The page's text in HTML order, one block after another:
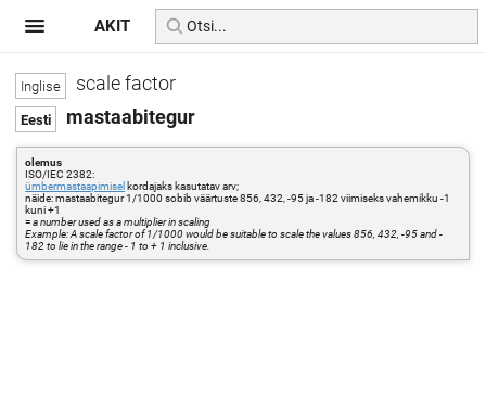
scale factor
mastaabitegur
olemus
ISO/IEC 2382:
ümbermastaapimisel kordajaks kasutatav arv;
näide: mastaabitegur 1/1000 sobib väärtuste 856, 432, -95 ja -182 viimiseks vahemikku -1
kuni +1
=a number used as a multiplier in scaling
Example: A scale factor of 1/1000 would be suitable to scale the values 856, 432, -95 and -
182 to lie in the range - 1 to + 1 inclusive.
AKIT